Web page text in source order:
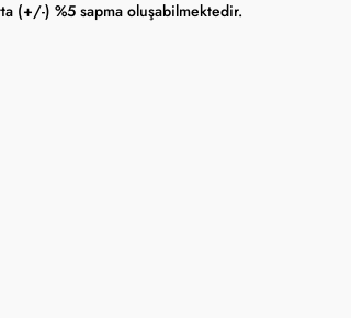
(+/-) %5 sapma oluşabilmektedir.